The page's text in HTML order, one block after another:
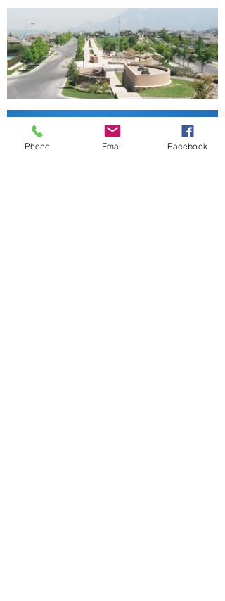
Phone Email Facebook